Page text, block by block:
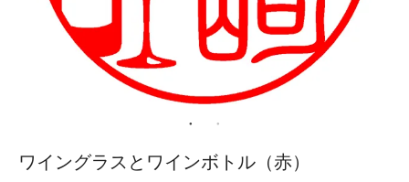
ワイングラスとワインボトル（赤）